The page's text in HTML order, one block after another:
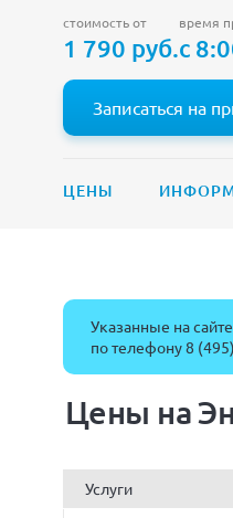
стоимость от
1 790 руб.
время
с
Записаться на
ЦЕНЫ
Указанные на
по телефону8
Цены на
Услуги